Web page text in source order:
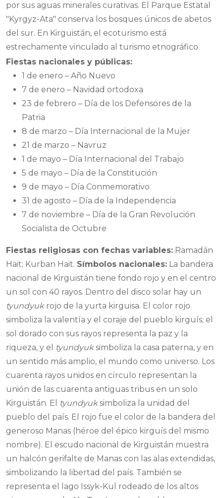
por sus aguas minerales curativas. El Parque Estatal
"Kyrgyz-Ata" conserva los bosques únicos de abetos
del sur. En Kirguistán, el ecoturismo está
estrechamente vinculado al turismo etnográfico.
Fiestas nacionales y públicas:
1 de enero – Año Nuevo
7 de enero – Navidad ortodoxa
23 de febrero – Día de los Defensores de la
Patria
8 de marzo – Día Internacional de la Mujer
21 de marzo – Navruz
1 de mayo – Día Internacional del Trabajo
5 de mayo – Día de la Constitución
9 de mayo – Día Conmemorativo
31 de agosto – Día de la Independencia
7 de noviembre – Día de la Gran Revolución
Socialista de Octubre
Fiestas religiosas con fechas variables: Ramadán
Hait; Kurban Hait. Símbolos nacionales: La bandera
nacional de Kirguistán tiene fondo rojo y en el centro
un sol con 40 rayos. Dentro del disco solar hay un
tyundyukrojo de la yurta kirguisa. El color rojo
simboliza la valentía y el coraje del pueblo kirguís; el
sol dorado con sus rayos representa la paz y la
riqueza, y el
tyundyuksimboliza la casa paterna, y en
un sentido más amplio, el mundo como universo. Los
cuarenta rayos unidos en círculo representan la
unión de las cuarenta antiguas tribus en un solo
Kirguistán. El
tyundyuksimboliza la unidad del
pueblo del país. El rojo fue el color de la bandera del
generoso Manas (héroe del épico kirguís del mismo
nombre). El escudo nacional de Kirguistán muestra
un halcón gerifalte de Manas con las alas extendidas,
simbolizando la libertad del país. También se
representa el lago Issyk-Kul rodeado de los altos